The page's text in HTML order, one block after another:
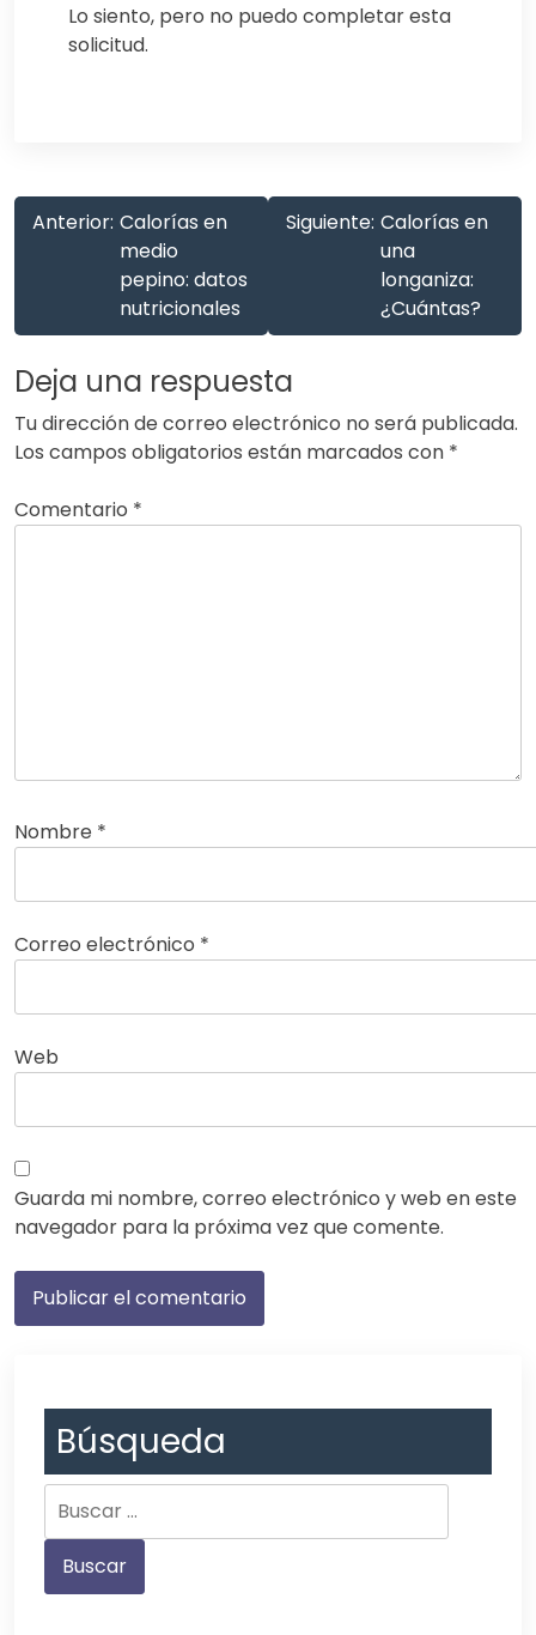
Lo siento, pero no puedo completar esta
solicitud.
Anterior: Calorías en
medio
pepino: datos
nutricionales
Siguiente: Calorías en
una
longaniza:
¿Cuántas?
Deja una respuesta
Tu dirección de correo electrónico no será publicada.
Los campos obligatorios están marcados con *
Comentario *
Nombre *
Correo electrónico *
Web
Guarda mi nombre, correo electrónico y web en este
navegador para la próxima vez que comente.
Búsqueda